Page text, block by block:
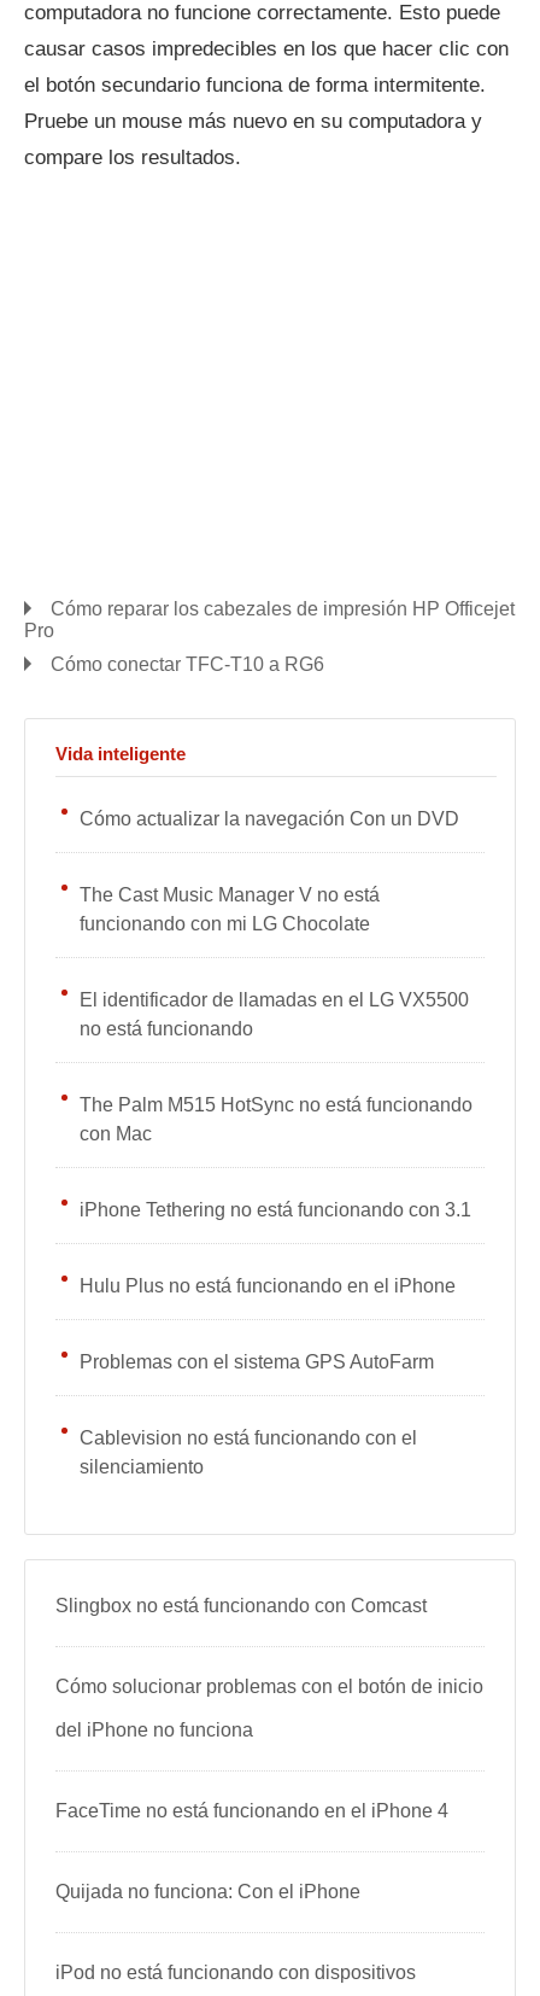
computadora no funcione correctamente. Esto puede
causar casos impredecibles en los que hacer clic con
el botón secundario funciona de forma intermitente.
Pruebe un mouse más nuevo en su computadora y
compare los resultados.
Cómo reparar los cabezales de impresión HP Officejet
Pro
Cómo conectar TFC-T10 a RG6
Vida inteligente
Cómo actualizar la navegación Con un DVD
The Cast Music Manager V no está
funcionando con mi LG Chocolate
El identificador de llamadas en el LG VX5500
no está funcionando
The Palm M515 HotSync no está funcionando
con Mac
iPhone Tethering no está funcionando con 3.1
Hulu Plus no está funcionando en el iPhone
Problemas con el sistema GPS AutoFarm
Cablevision no está funcionando con el
silenciamiento
Slingbox no está funcionando con Comcast
Cómo solucionar problemas con el botón de inicio
del iPhone no funciona
FaceTime no está funcionando en el iPhone 4
Quijada no funciona: Con el iPhone
iPod no está funcionando con dispositivos